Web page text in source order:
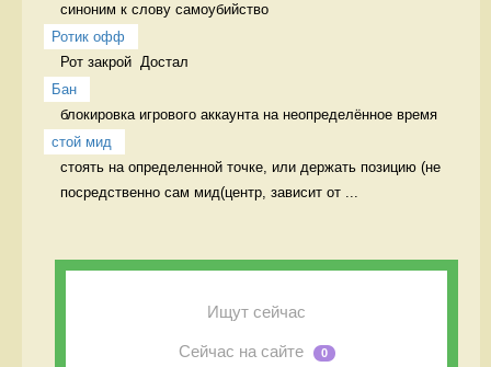
синоним к слову самоубийство
Ротик офф
Рот закрой  Достал
Бан
блокировка игрового аккаунта на неопределённое время
стой мид
стоять на определенной точке, или держать позицию (не
посредственно сам мид(центр, зависит от ...
Ищут сейчас
Сейчас на сайте 0